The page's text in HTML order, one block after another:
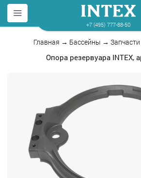
+7 (495) 777-88-50
Главная → Бассейны →
Опора резервуара INTEX,